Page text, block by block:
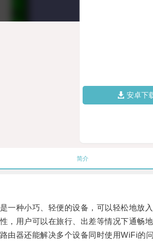
安卓下
简介
种小巧、轻便的设备，可以轻松地放入
用户可以在旅行、出差等情况下通畅地
器还能解决多个设备同时使用WiFi的问